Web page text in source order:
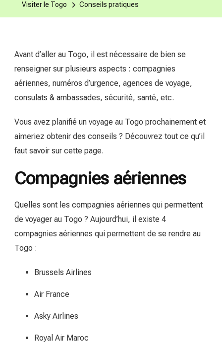
Visiter le Togo Conseils pratiques
Avant d’aller au Togo, il est nécessaire de bien se
renseigner sur plusieurs aspects : compagnies
aériennes, numéros d’urgence, agences de voyage,
consulats & ambassades, sécurité, santé, etc.
Vous avez planifié un voyage au Togo prochainement et
aimeriez obtenir des conseils ? Découvrez tout ce qu’il
faut savoir sur cette page.
Compagnies aériennes
Quelles sont les compagnies aériennes qui permettent
de voyager au Togo ? Aujourd’hui, il existe 4
compagnies aériennes qui permettent de se rendre au
Togo :
Brussels Airlines
Air France
Asky Airlines
Royal Air Maroc